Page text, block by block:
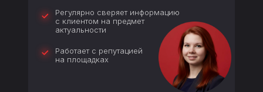
Регулярно сверяет информацию
с клиентом на предмет
актуальности
Работает с репутацией
на площадках